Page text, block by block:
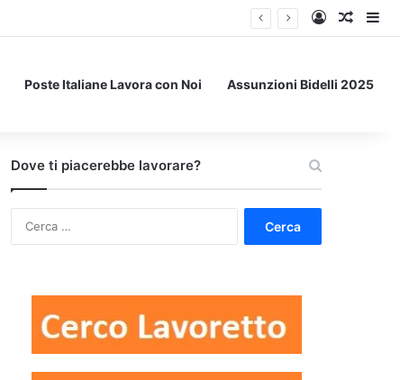
Accedi
Un
Poste Italiane Lavora con Noi Assunzioni Bidelli 2025
Dove ti piacerebbe lavorare?